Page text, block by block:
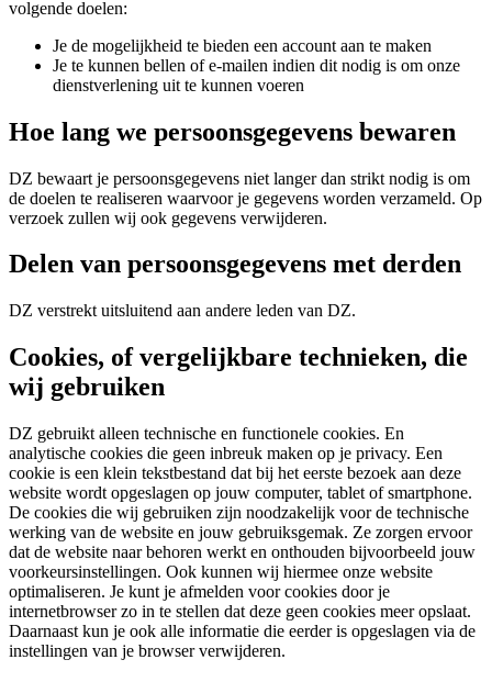
volgende doelen:
Je de mogelijkheid te bieden een account aan te maken
Je te kunnen bellen of e-mailen indien dit nodig is om onze
dienstverlening uit te kunnen voeren
Hoe lang we persoonsgegevens bewaren
DZ bewaart je persoonsgegevens niet langer dan strikt nodig is om
de doelen te realiseren waarvoor je gegevens worden verzameld. Op
verzoek zullen wij ook gegevens verwijderen.
Delen van persoonsgegevens met derden
DZ verstrekt uitsluitend aan andere leden van DZ.
Cookies, of vergelijkbare technieken, die
wij gebruiken
DZ gebruikt alleen technische en functionele cookies. En
analytische cookies die geen inbreuk maken op je privacy. Een
cookie is een klein tekstbestand dat bij het eerste bezoek aan deze
website wordt opgeslagen op jouw computer, tablet of smartphone.
De cookies die wij gebruiken zijn noodzakelijk voor de technische
werking van de website en jouw gebruiksgemak. Ze zorgen ervoor
dat de website naar behoren werkt en onthouden bijvoorbeeld jouw
voorkeursinstellingen. Ook kunnen wij hiermee onze website
optimaliseren. Je kunt je afmelden voor cookies door je
internetbrowser zo in te stellen dat deze geen cookies meer opslaat.
Daarnaast kun je ook alle informatie die eerder is opgeslagen via de
instellingen van je browser verwijderen.